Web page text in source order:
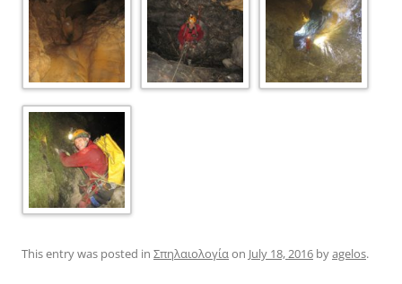
This entry was posted in Σπηλαιολογίαon July 18, 2016 byagelos.